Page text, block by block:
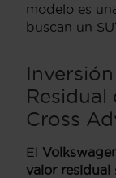
modelo es
buscan un
Residual
Cross
El
valor residual